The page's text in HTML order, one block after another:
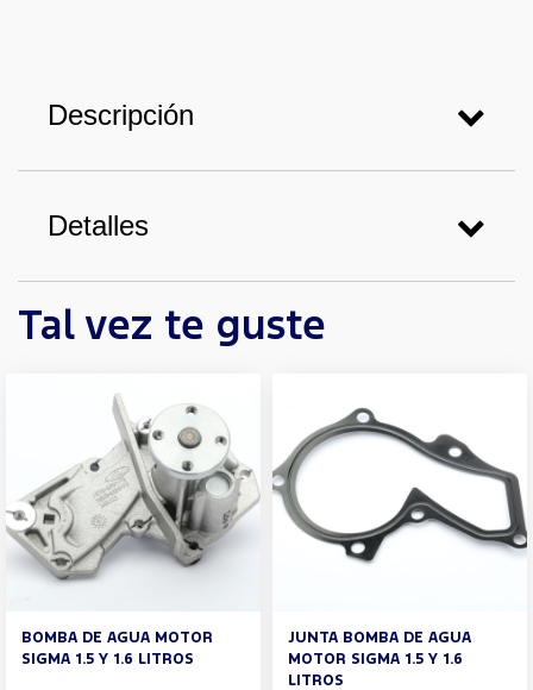
Descripción
Detalles
Tal vez te guste
BOMBA DE AGUA MOTOR
SIGMA 1.5 Y 1.6 LITROS
JUNTA BOMBA DE AGUA
MOTOR SIGMA 1.5 Y 1.6
LITROS